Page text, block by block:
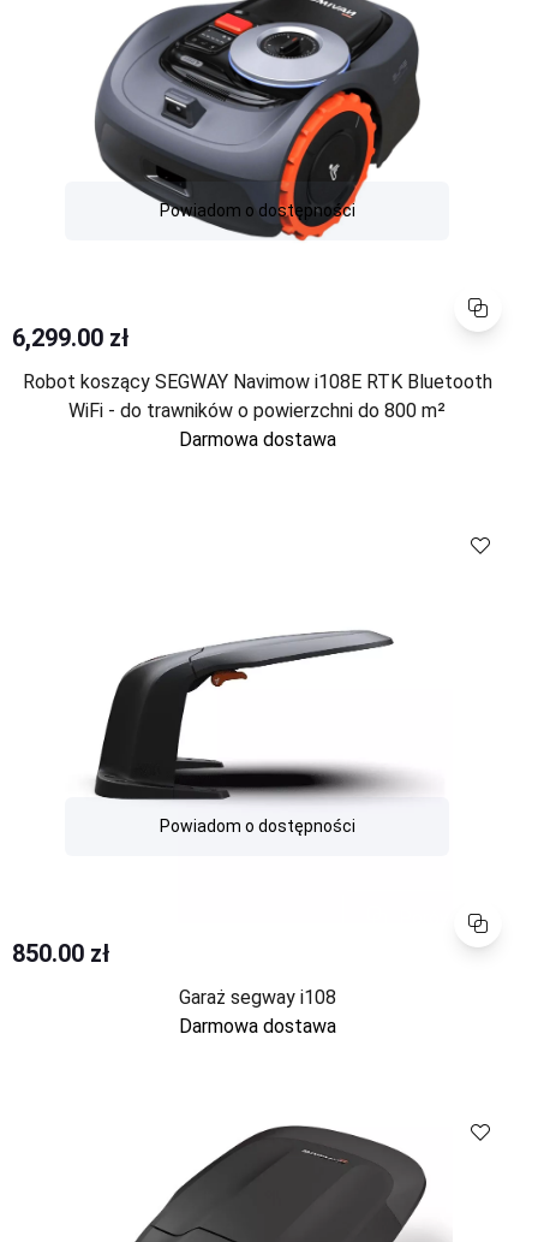
Porównaj
Powiadom o dostępności
6,299.00 zł
Robot koszący SEGWAY Navimow i108E RTK Bluetooth
WiFi - do trawników o powierzchni do 800 m²
Darmowa dostawa
Porównaj
Powiadom o dostępności
850.00 zł
Garaż segway i108
Darmowa dostawa